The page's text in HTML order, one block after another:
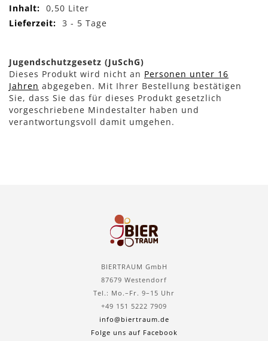
0,50 Liter
3 - 5 Tage
Jugendschutzgesetz (JuSchG)
Dieses Produkt wird nicht an Personen unter 16
Jahren abgegeben. Mit Ihrer Bestellung bestätigen
Sie, dass Sie das für dieses Produkt gesetzlich
vorgeschriebene Mindestalter haben und
verantwortungsvoll damit umgehen.
BIERTRAUM GmbH
87679 Westendorf
Tel.: Mo.–Fr. 9–15 Uhr
+49 151 5222 7909
info@biertraum.de
Folge uns auf Facebook